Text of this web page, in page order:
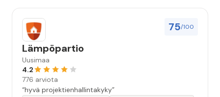
75/100
Lämpöpartio
Uusimaa
4.2
776 arviota
“hyvä projektienhallintakyky”